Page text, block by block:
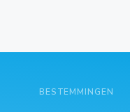
BESTEMMINGEN